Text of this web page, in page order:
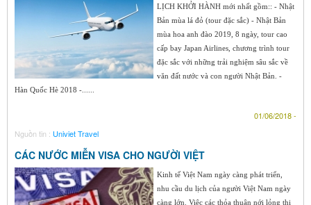
LỊCH KHỞI HÀNH mới nhất gồm:: - Nhật
Bản mùa lá đỏ (tour đặc sắc) - Nhật Bản
mùa hoa anh đào 2019, 8 ngày, tour cao
cấp bay Japan Airlines, chương trình tour
đặc sắc với những trải nghiệm sâu sắc về
văn đất nước và con người Nhật Bản. -
Hàn Quốc Hè 2018 -......
01/06/2018 -
Nguồn tin : Univiet Travel
CÁC NƯỚC MIỄN VISA CHO NGƯỜI VIỆT
Kinh tế Việt Nam ngày càng phát triển,
nhu cầu du lịch của người Việt Nam ngày
càng lớn. Việc các thỏa thuận nới lỏng thị